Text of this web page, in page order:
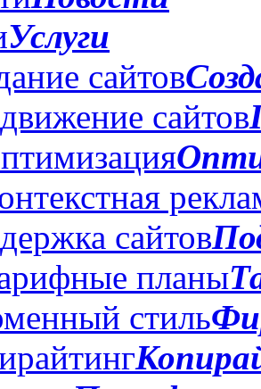
Услуги
сайтов
сайтов
сайтов
планы
стиль